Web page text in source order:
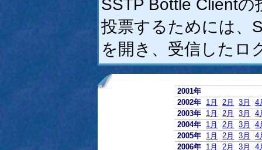
SSTP Bottle Client
投票するためには、
を開き、受信したロ
2001年
2002年 1月 2月 3月
4
2003年 1月 2月 3月
4
2004年 1月 2月 3月
4
2005年 1月 2月 3月
4
2006年 1月 2月 3月
4